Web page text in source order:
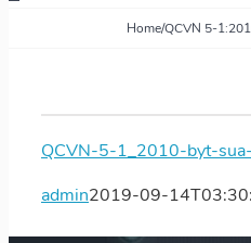
Home/QCVN 5-
QCVN-5-1_2010-byt-
admin2019-09-